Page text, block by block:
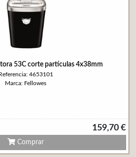
53C corte partículas 4x38mm
4653101
Marca: Fellowes
159,70 €
Comprar